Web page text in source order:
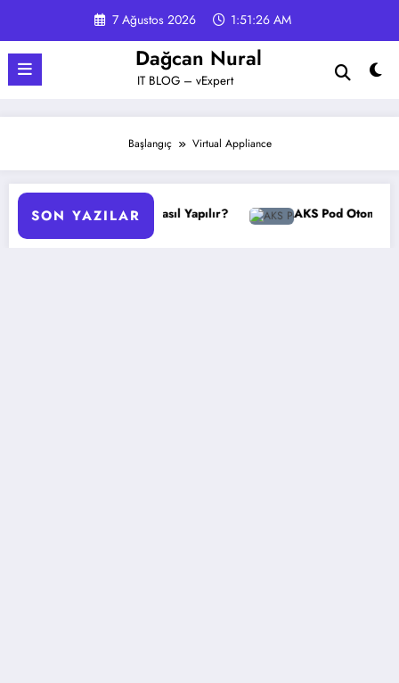
7 Ağustos 2026 1:51:26 AM
Dağcan Nural
IT BLOG – vExpert
Başlangıç Virtual Appliance
SON YAZILAR
GPO Yedekleme Nasıl Yapılır? AKS Pod Otomatik